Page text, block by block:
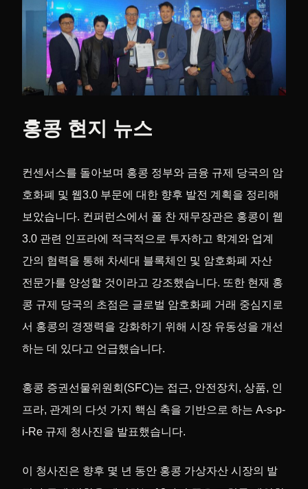
홍콩 현지 뉴스
컨센서스를 돌아보며 홍콩 정부와 금융 규제 당국의 암
호화폐 및 웹3.0 부문에 대한 향후 발전 계획을 정리해
보았습니다. 컨퍼런스에서 폴 찬 재무장관은 홍콩이 웹
3.0 관련 인프라에 적극적으로 투자하고 학계와 업계
간의 협력을 통해 차세대 블록체인 및 암호화폐 자산
전문가를 양성할 것이라고 강조했습니다. 또한 현재 홍
콩 규제 당국의 초점은 글로벌 암호화폐 거래 중심지로
서 홍콩의 경쟁력을 강화하기 위해 시장 유동성을 개선
하는 데 있다고 언급했습니다.
홍콩 증권선물위원회(SFC)는 접근, 안전장치, 상품, 인
프라, 관계의 다섯 가지 핵심 축을 기반으로 하는 A-s-p-
i-Re 규제 청사진을 발표했습니다.
이 청사진은 향후 몇 년 동안 홍콩 가상자산 시장의 발